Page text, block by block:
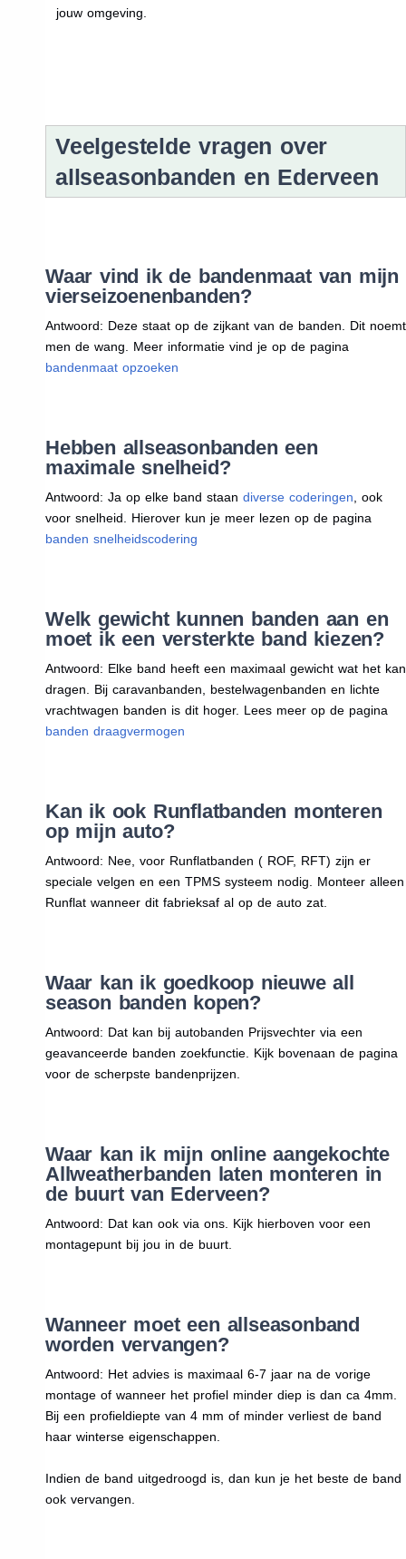
jouw omgeving.
Veelgestelde vragen over
allseasonbanden en Ederveen
Waar vind ik de bandenmaat van mijn
vierseizoenenbanden?
Antwoord: Deze staat op de zijkant van de banden. Dit noemt
men de wang. Meer informatie vind je op de pagina
bandenmaat opzoeken
Hebben allseasonbanden een
maximale snelheid?
Antwoord: Ja op elke band staan diverse coderingen , ook
voor snelheid. Hierover kun je meer lezen op de pagina
banden snelheidscodering
Welk gewicht kunnen banden aan en
moet ik een versterkte band kiezen?
Antwoord: Elke band heeft een maximaal gewicht wat het kan
dragen. Bij caravanbanden, bestelwagenbanden en lichte
vrachtwagen banden is dit hoger. Lees meer op de pagina
banden draagvermogen
Kan ik ook Runflatbanden monteren
op mijn auto?
Antwoord: Nee, voor Runflatbanden ( ROF, RFT) zijn er
speciale velgen en een TPMS systeem nodig. Monteer alleen
Runflat wanneer dit fabrieksaf al op de auto zat.
Waar kan ik goedkoop nieuwe all
season banden kopen?
Antwoord: Dat kan bij autobanden Prijsvechter via een
geavanceerde banden zoekfunctie. Kijk bovenaan de pagina
voor de scherpste bandenprijzen.
Waar kan ik mijn online aangekochte
Allweatherbanden laten monteren in
de buurt van Ederveen?
Antwoord: Dat kan ook via ons. Kijk hierboven voor een
montagepunt bij jou in de buurt.
Wanneer moet een allseasonband
worden vervangen?
Antwoord: Het advies is maximaal 6-7 jaar na de vorige
montage of wanneer het profiel minder diep is dan ca 4mm.
Bij een profieldiepte van 4 mm of minder verliest de band
haar winterse eigenschappen.
Indien de band uitgedroogd is, dan kun je het beste de band
ook vervangen.